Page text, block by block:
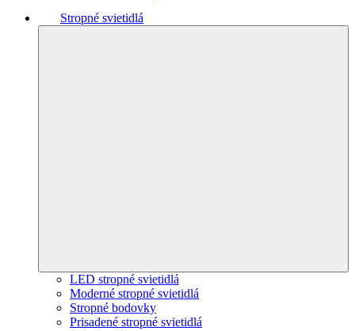
Stropné svietidlá
LED stropné svietidlá
Moderné stropné svietidlá
Stropné bodovky
Prisadené stropné svietidlá